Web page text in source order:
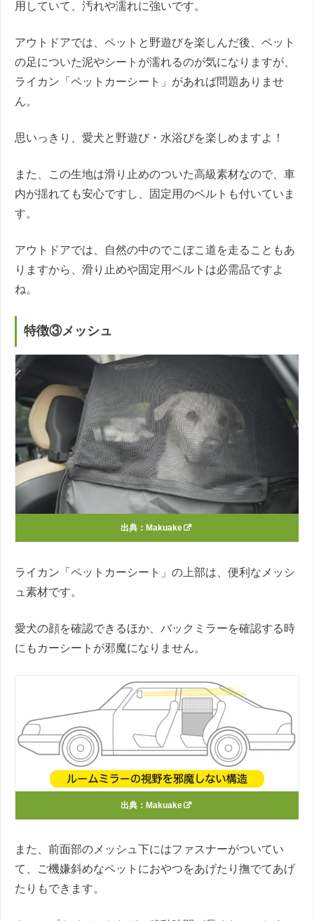
用していて、汚れや濡れに強いです。
アウトドアでは、ペットと野遊びを楽しんだ後、ペット
の足についた泥やシートが濡れるのが気になりますが、
ライカン「ペットカーシート」があれば問題ありませ
ん。
思いっきり、愛犬と野遊び・水浴びを楽しめますよ！
また、この生地は滑り止めのついた高級素材なので、車
内が揺れても安心ですし、固定用のベルトも付いていま
す。
アウトドアでは、自然の中のでこぼこ道を走ることもあ
りますから、滑り止めや固定用ベルトは必需品ですよ
ね。
特徴③メッシュ
出典： Makuake
ライカン「ペットカーシート」の上部は、便利なメッシ
ュ素材です。
愛犬の顔を確認できるほか、バックミラーを確認する時
にもカーシートが邪魔になりません。
出典： Makuake
また、前面部のメッシュ下にはファスナーがついてい
て、ご機嫌斜めなペットにおやつをあげたり撫でてあげ
たりもできます。